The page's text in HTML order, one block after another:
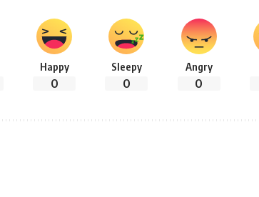
Happy
0
Sleepy
0
Angry
0